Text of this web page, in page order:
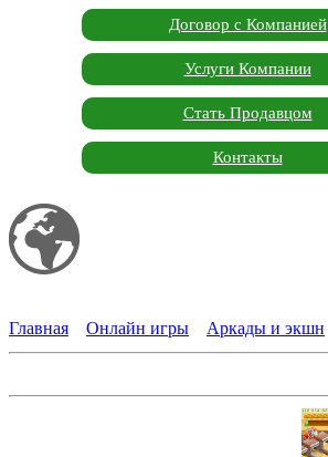
Договор с Компанией
Услуги Компании
Стать Продавцом
Контакты
Главная
Онлайн игры Аркады и экшн